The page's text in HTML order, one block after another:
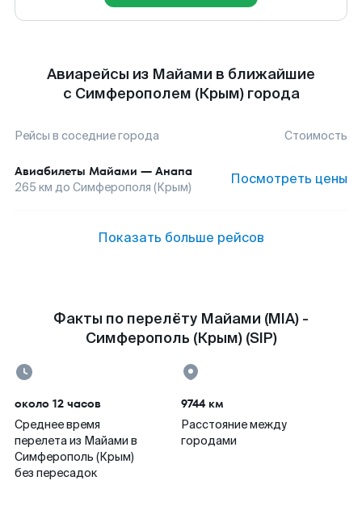
Авиарейсы из Майами в ближайшие
с Симферополем (Крым) города
Рейсы в соседние города Стоимость
Авиабилеты Майами — Анапа
265 км до Симферополя (Крым) Посмотреть цены
Показать больше рейсов
Факты по перелёту Майами (MIA) -
Симферополь (Крым) (SIP)
около 12 часов
Среднее время
перелета из Майами в
Симферополь (Крым)
без пересадок
9744 км
Расстояние между
городами